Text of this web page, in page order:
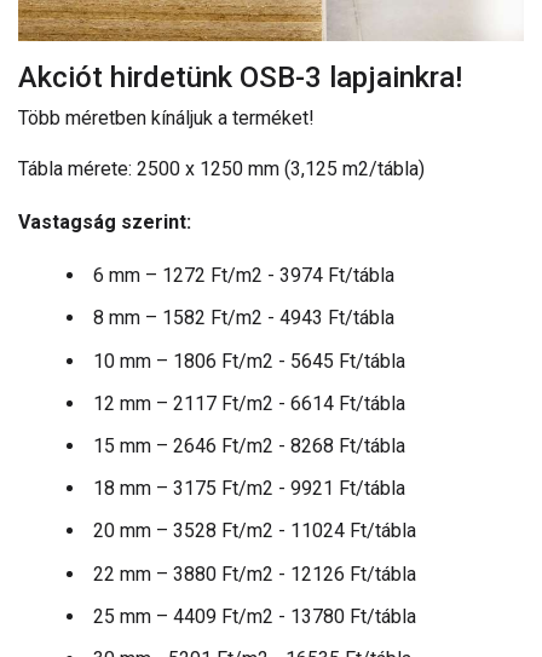
Akciót hirdetünk OSB-3 lapjainkra!
Több méretben kínáljuk a terméket!
Tábla mérete: 2500 x 1250 mm (3,125 m2/tábla)
Vastagság szerint:
6 mm – 1272 Ft/m2 - 3974 Ft/tábla
8 mm – 1582 Ft/m2 - 4943 Ft/tábla
10 mm – 1806 Ft/m2 - 5645 Ft/tábla
12 mm – 2117 Ft/m2 - 6614 Ft/tábla
15 mm – 2646 Ft/m2 - 8268 Ft/tábla
18 mm – 3175 Ft/m2 - 9921 Ft/tábla
20 mm – 3528 Ft/m2 - 11024 Ft/tábla
22 mm – 3880 Ft/m2 - 12126 Ft/tábla
25 mm – 4409 Ft/m2 - 13780 Ft/tábla